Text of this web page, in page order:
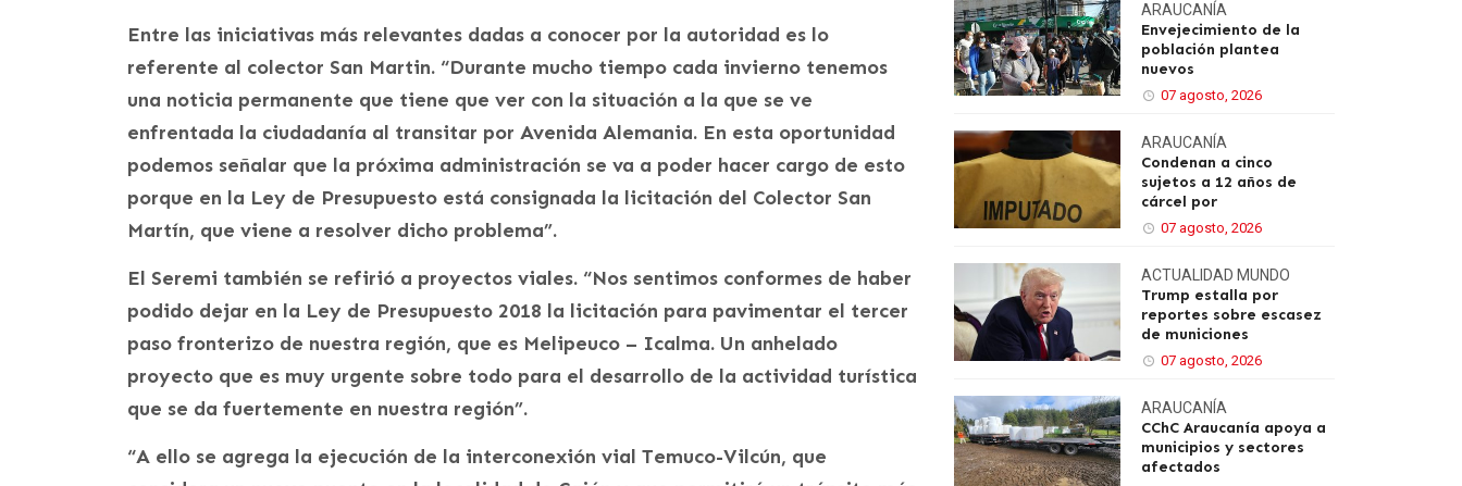
Entre las iniciativas más relevantes dadas a conocer por la autoridad es lo
referente al colector San Martin. “Durante mucho tiempo cada invierno tenemos
una noticia permanente que tiene que ver con la situación a la que se ve
enfrentada la ciudadanía al transitar por Avenida Alemania. En esta oportunidad
podemos señalar que la próxima administración se va a poder hacer cargo de esto
porque en la Ley de Presupuesto está consignada la licitación del Colector San
Martín, que viene a resolver dicho problema”.
El Seremi también se refirió a proyectos viales. “Nos sentimos conformes de haber
podido dejar en la Ley de Presupuesto 2018 la licitación para pavimentar el tercer
paso fronterizo de nuestra región, que es Melipeuco – Icalma. Un anhelado
proyecto que es muy urgente sobre todo para el desarrollo de la actividad turística
que se da fuertemente en nuestra región”.
“A ello se agrega la ejecución de la interconexión vial Temuco-Vilcún, que
ARAUCANÍA
Envejecimiento de la
población plantea
nuevos
07 agosto, 2026
ARAUCANÍA
Condenan a cinco
sujetos a 12 años de
cárcel por
07 agosto, 2026
ACTUALIDAD MUNDO
Trump estalla por
reportes sobre escasez
de municiones
07 agosto, 2026
ARAUCANÍA
CChC Araucanía apoya a
municipios y sectores
afectados